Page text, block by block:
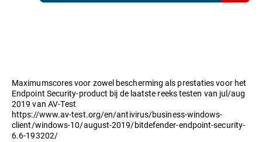
Maximumscores voor zowel bescherming als prestaties voor het
Endpoint Security-product bij de laatste reeks testen van jul/aug
2019 van AV-Test
https://www.av-test.org/en/antivirus/business-windows-
client/windows-10/august-2019/bitdefender-endpoint-security-
6.6-193202/